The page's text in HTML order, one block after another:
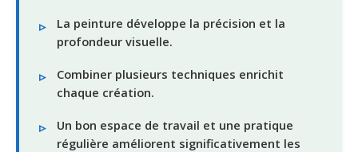
La peinture développe la précision et la
profondeur visuelle.
Combiner plusieurs techniques enrichit
chaque création.
Un bon espace de travail et une pratique
régulière améliorent significativement les